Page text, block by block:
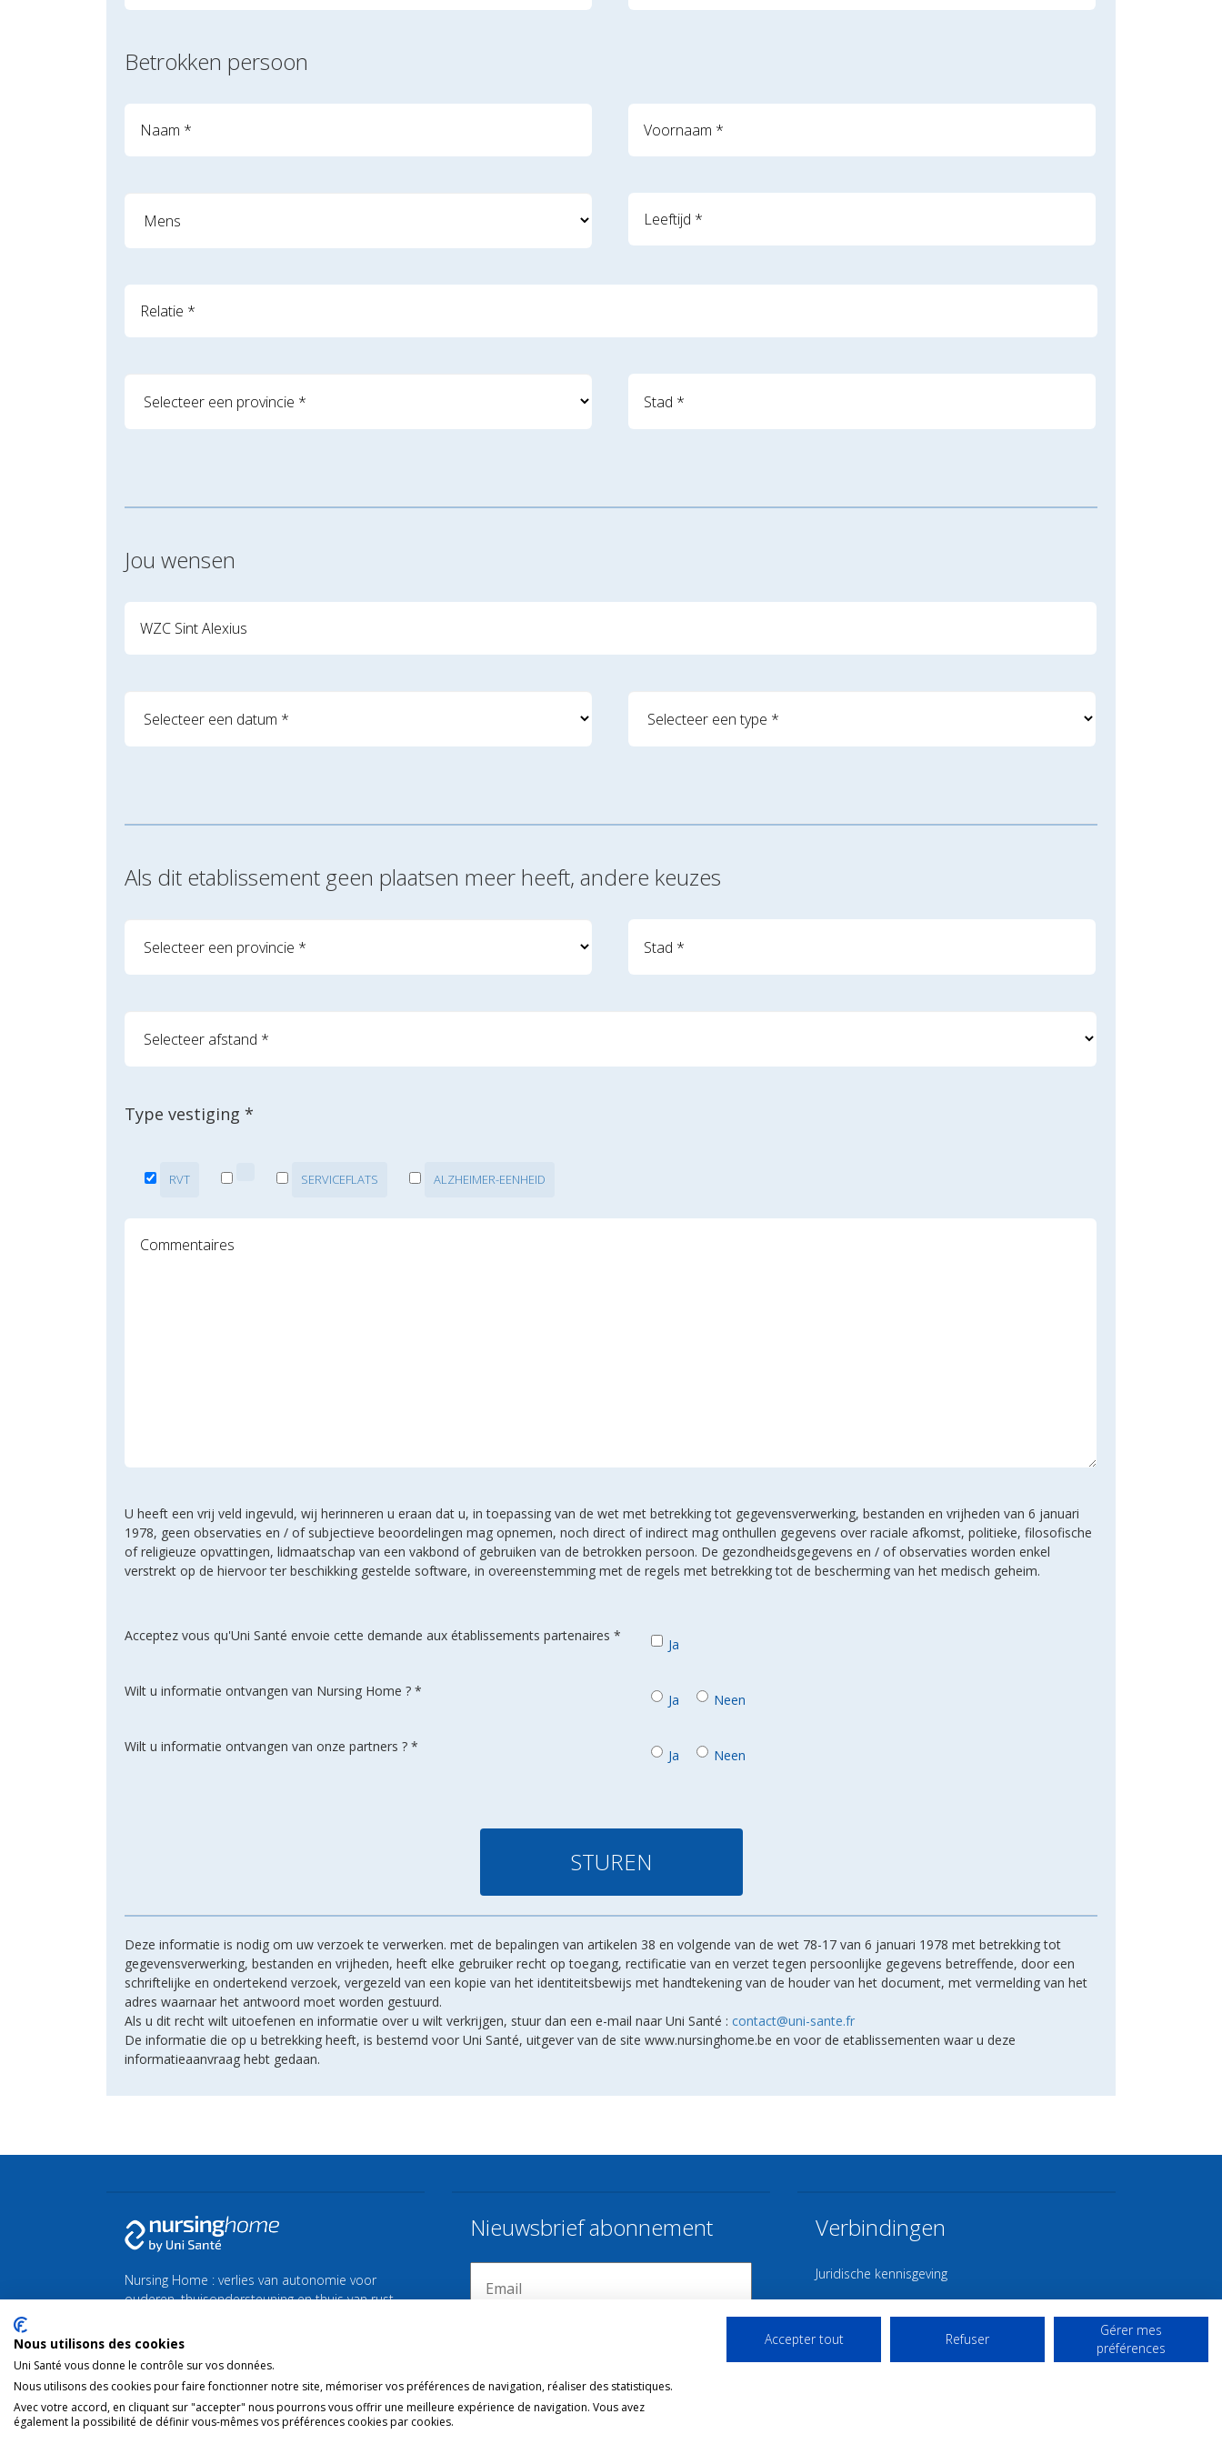
Betrokken persoon
Jou wensen
Als dit etablissement geen plaatsen meer heeft, andere keuzes
Type vestiging *
RVT SERVICEFLATS ALZHEIMER-EENHEID
U heeft een vrij veld ingevuld, wij herinneren u eraan dat u, in toepassing van de wet met betrekking tot gegevensverwerking, bestanden en vrijheden van 6 januari
1978, geen observaties en / of subjectieve beoordelingen mag opnemen, noch direct of indirect mag onthullen gegevens over raciale afkomst, politieke, filosofische
of religieuze opvattingen, lidmaatschap van een vakbond of gebruiken van de betrokken persoon. De gezondheidsgegevens en / of observaties worden enkel
verstrekt op de hiervoor ter beschikking gestelde software, in overeenstemming met de regels met betrekking tot de bescherming van het medisch geheim.
Acceptez vous qu'Uni Santé envoie cette demande aux établissements partenaires *
Ja
Wilt u informatie ontvangen van Nursing Home ? *
Ja Neen
Wilt u informatie ontvangen van onze partners ? *
Ja Neen
Deze informatie is nodig om uw verzoek te verwerken. met de bepalingen van artikelen 38 en volgende van de wet 78-17 van 6 januari 1978 met betrekking tot
gegevensverwerking, bestanden en vrijheden, heeft elke gebruiker recht op toegang, rectificatie van en verzet tegen persoonlijke gegevens betreffende, door een
schriftelijke en ondertekend verzoek, vergezeld van een kopie van het identiteitsbewijs met handtekening van de houder van het document, met vermelding van het
adres waarnaar het antwoord moet worden gestuurd.
Als u dit recht wilt uitoefenen en informatie over u wilt verkrijgen, stuur dan een e-mail naar Uni Santé : contact@uni-sante.fr
De informatie die op u betrekking heeft, is bestemd voor Uni Santé, uitgever van de site www.nursinghome.be en voor de etablissementen waar u deze
informatieaanvraag hebt gedaan.
Nursing Home : verlies van autonomie voor
ouderen, thuisondersteuning en thuis van rust
Vind al het nieuws over de zilveren economie en
Nieuwsbrief abonnement Verbindingen
Juridische kennisgeving
Contact
Gebruiksvoorwaarden
Nous utilisons des cookies
Uni Santé vous donne le contrôle sur vos données.
Nous utilisons des cookies pour faire fonctionner notre site, mémoriser vos préférences de navigation, réaliser des statistiques.
Avec votre accord, en cliquant sur "accepter" nous pourrons vous offrir une meilleure expérience de navigation. Vous avez
également la possibilité de définir vous-mêmes vos préférences cookies par cookies.
Accepter tout Refuser
Gérer mes
préférences